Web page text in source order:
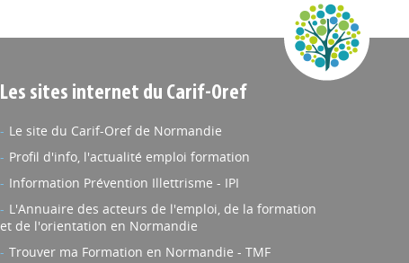
Les sites internet du Carif-Oref
Le site du Carif-Oref de Normandie
Profil d'info, l'actualité emploi formation
Information Prévention Illettrisme - IPI
L'Annuaire des acteurs de l'emploi, de la formation
et de l'orientation en Normandie
Trouver ma Formation en Normandie - TMF